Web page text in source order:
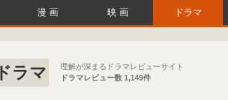
漫画 映画 ドラマ
ドラマ
理解が深まるドラマレビューサイト
ドラマレビュー数 1,149件